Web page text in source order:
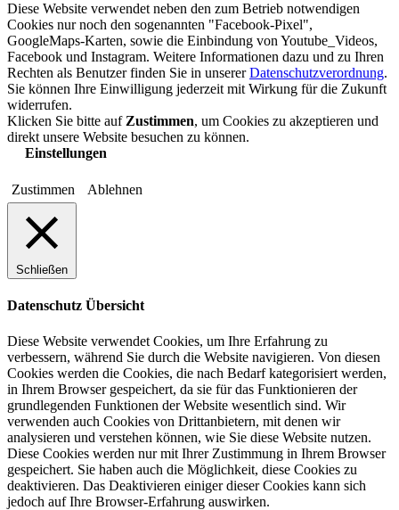
Diese Website verwendet neben den zum Betrieb notwendigen
Cookies nur noch den sogenannten "Facebook-Pixel",
GoogleMaps-Karten, sowie die Einbindung von Youtube_Videos,
Facebook und Instagram. Weitere Informationen dazu und zu Ihren
Rechten als Benutzer finden Sie in unsererDatenschutzverordnung.
Sie können Ihre Einwilligung jederzeit mit Wirkung für die Zukunft
widerrufen.
Klicken Sie bitte auf Zustimmen, um Cookies zu akzeptieren und
direkt unsere Website besuchen zu können.
Einstellungen
Zustimmen Ablehnen
Schließen
Datenschutz Übersicht
Diese Website verwendet Cookies, um Ihre Erfahrung zu
verbessern, während Sie durch die Website navigieren. Von diesen
Cookies werden die Cookies, die nach Bedarf kategorisiert werden,
in Ihrem Browser gespeichert, da sie für das Funktionieren der
grundlegenden Funktionen der Website wesentlich sind. Wir
verwenden auch Cookies von Drittanbietern, mit denen wir
analysieren und verstehen können, wie Sie diese Website nutzen.
Diese Cookies werden nur mit Ihrer Zustimmung in Ihrem Browser
gespeichert. Sie haben auch die Möglichkeit, diese Cookies zu
deaktivieren. Das Deaktivieren einiger dieser Cookies kann sich
jedoch auf Ihre Browser-Erfahrung auswirken.